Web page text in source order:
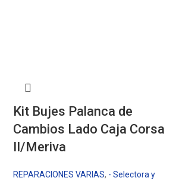
Kit Bujes Palanca de
Cambios Lado Caja Corsa
II/Meriva
REPARACIONES VARIAS, - Selectora y